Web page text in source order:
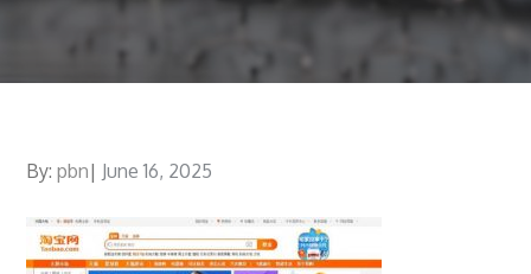
By:pbn
Posted
June 16, 2025